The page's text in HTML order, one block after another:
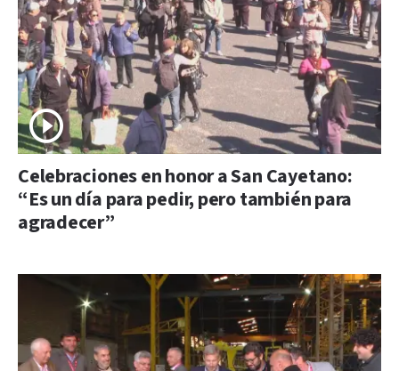
Celebraciones en honor a San Cayetano:
“Es un día para pedir, pero también para
agradecer”